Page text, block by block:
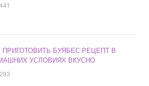
ПРИГОТОВИТЬ БУЯБЕС РЕЦЕПТ В
УСЛОВИЯХ ВКУСНО